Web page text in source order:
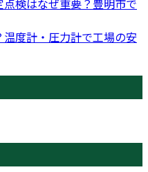
度計・圧力計で工場の安